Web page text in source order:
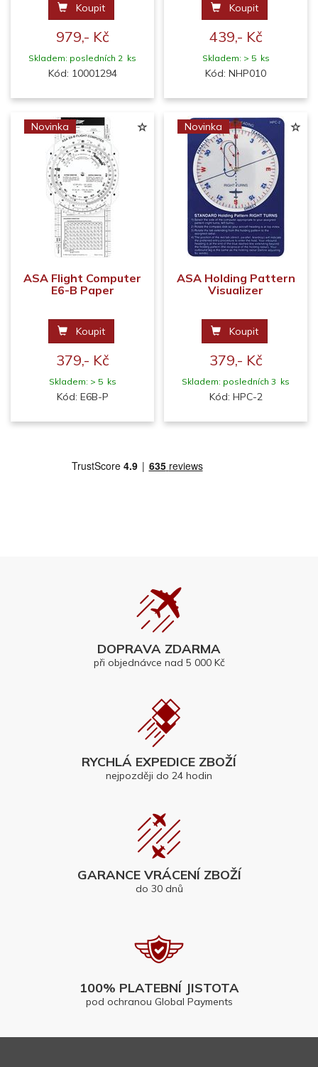
Koupit
979,- Kč
Skladem: posledních 2 ks
Kód: 10001294
Koupit
439,- Kč
Skladem: > 5 ks
Kód: NHP010
Novinka
ASA Flight Computer
E6-B Paper
Koupit
379,- Kč
Skladem: > 5 ks
Kód: E6B-P
Novinka
ASA Holding Pattern
Visualizer
Koupit
379,- Kč
Skladem: posledních 3 ks
Kód: HPC-2
DOPRAVA ZDARMA
při objednávce nad 5 000 Kč
RYCHLÁ EXPEDICE ZBOŽÍ
nejpozději do 24 hodin
GARANCE VRÁCENÍ ZBOŽÍ
do 30 dnů
100% PLATEBNÍ JISTOTA
pod ochranou Global Payments